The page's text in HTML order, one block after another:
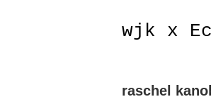
wjk x
raschel